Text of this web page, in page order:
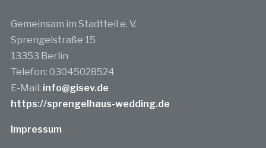
Gemeinsam im Stadtteil e. V.
Sprengelstraße 15
13353 Berlin
Telefon: 03045028524
E-Mail: info@gisev.de
https://sprengelhaus-wedding.de
Impressum